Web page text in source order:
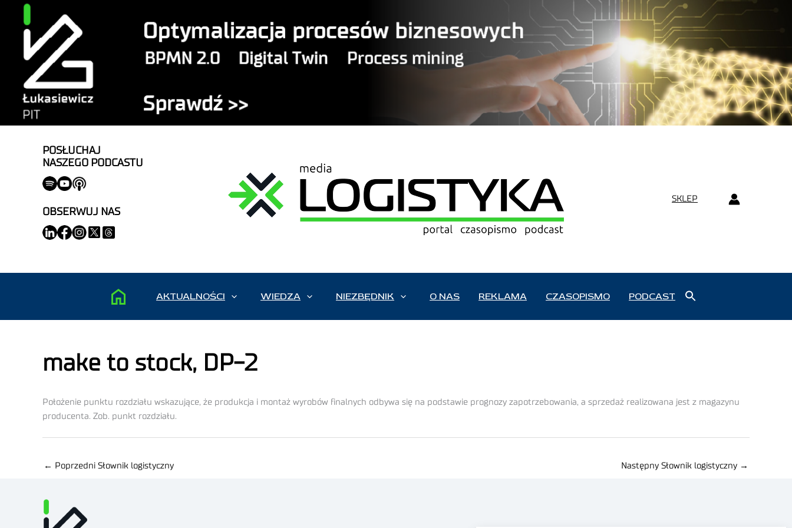
POSŁUCHAJ
NASZEGO PODCASTU
OBSERWUJ NAS
SKLEP
AKTUALNOŚCI WIEDZA NIEZBĘDNIK O NAS REKLAMA CZASOPISMO PODCAST
make to stock, DP-2
Położenie punktu rozdziału wskazujące, że produkcja i montaż wyrobów finalnych odbywa się na podstawie prognozy zapotrzebowania, a sprzedaż realizowana jest z magazynu
producenta. Zob. punkt rozdziału.
← Poprzedni Słownik logistyczny Następny Słownik logistyczny →